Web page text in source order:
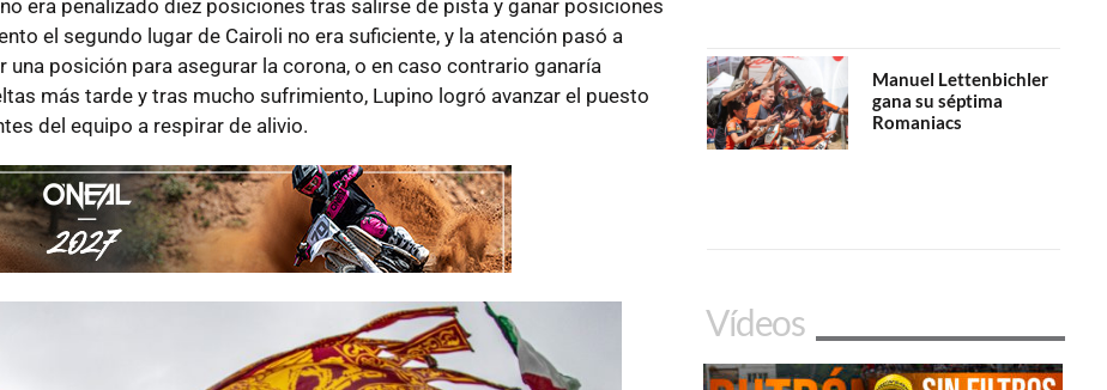
era penalizado diez posiciones tras salirse de pista y ganar posiciones
el segundo lugar de Cairoli no era suficiente, y la atención pasó a
posición para asegurar la corona, o en caso contrario ganaría
más tarde y tras mucho sufrimiento, Lupino logró avanzar el puesto
del equipo a respirar de alivio.
Manuel Lettenbichler
gana su séptima
Romaniacs
Vídeos